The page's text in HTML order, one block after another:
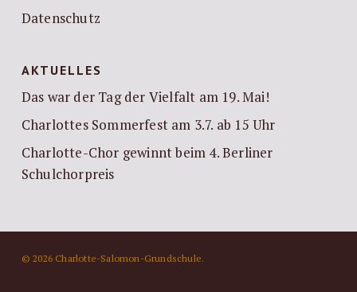
Datenschutz
AKTUELLES
Das war der Tag der Vielfalt am 19. Mai!
Charlottes Sommerfest am 3.7. ab 15 Uhr
Charlotte-Chor gewinnt beim 4. Berliner
Schulchorpreis
© 2026 Charlotte-Salomon-Grundschule.